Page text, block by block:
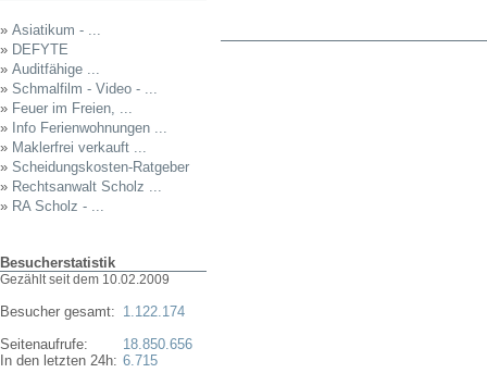
» Asiatikum - ...
» DEFYTE
» Auditfähige ...
» Schmalfilm - Video - ...
» Feuer im Freien, ...
» Info Ferienwohnungen ...
» Maklerfrei verkauft ...
» Scheidungskosten-Ratgeber
» Rechtsanwalt Scholz ...
» RA Scholz - ...
Besucherstatistik
Gezählt seit dem 10.02.2009
Besucher gesamt:
Seitenaufrufe:
In den letzten 24h:
1.122.174
18.850.656
6.715